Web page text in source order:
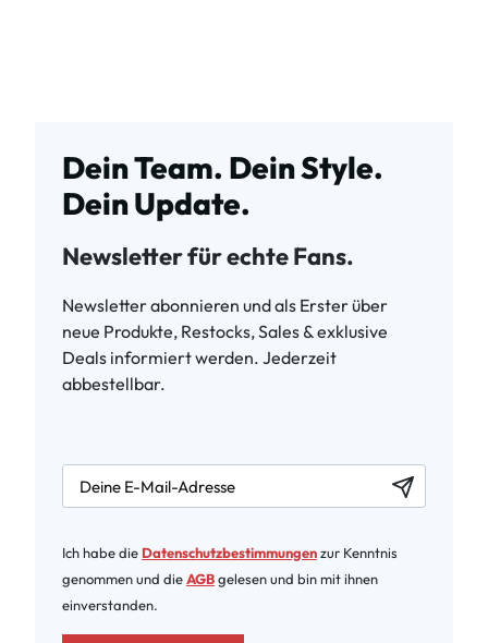
Dein Team. Dein Style.
Dein Update.
Newsletter für echte Fans.
Newsletter abonnieren und als Erster über
neue Produkte, Restocks, Sales & exklusive
Deals informiert werden. Jederzeit
abbestellbar.
newsletter.labelEmail
Ich habe die Datenschutzbestimmungenzur Kenntnis
genommen und dieAGBgelesen und bin mit ihnen
einverstanden.